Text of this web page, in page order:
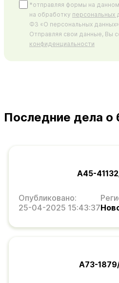
*отправляя формы на
на обработку персональных
ФЗ «О персональных
Отправляя свои данные, Вы
конфиденциальности
Последние дела о
А45-
Опубликовано:
25-04-2025 15:43:37
А73-